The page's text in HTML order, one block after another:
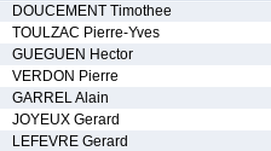
DOUCEMENT Timothee
TOULZAC Pierre-Yves
GUEGUEN Hector
VERDON Pierre
GARREL Alain
JOYEUX Gerard
LEFEVRE Gerard